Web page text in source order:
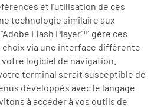
et l'utilisation de ces
technologie similaire aux
Flash Player"™ gère ces
via une interface différente
logiciel de navigation.
terminal serait susceptible de
développés avec le langage
à accéder à vos outils de